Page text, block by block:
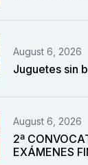
August 6, 2026
Juguetes sin
August 6, 2026
2ª
EXÁMENES